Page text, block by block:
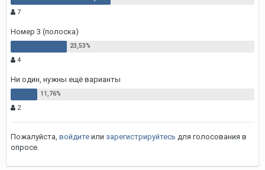
7
Номер 3 (полоска)
4
Ни один, нужны ещё варианты
2
Пожалуйста, войдите или зарегистрируйтесь для голосования в
опросе.